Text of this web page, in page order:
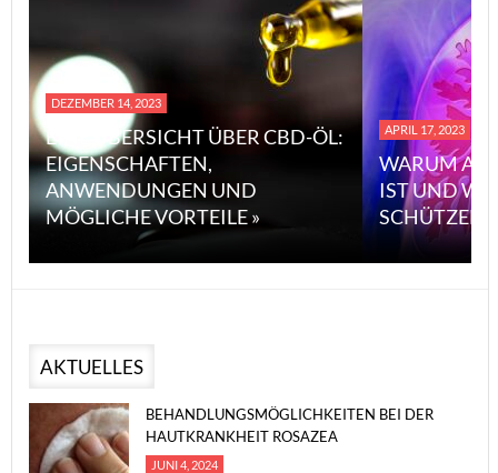
DEZEMBER 14, 2023
EINE ÜBERSICHT ÜBER CBD-ÖL:
EIGENSCHAFTEN,
ANWENDUNGEN UND
MÖGLICHE VORTEILE »
APRIL 17, 2023
WARUM
IST UND
SCHÜTZEN
AKTUELLES
BEHANDLUNGSMÖGLICHKEITEN BEI DER
HAUTKRANKHEIT ROSAZEA
JUNI 4, 2024